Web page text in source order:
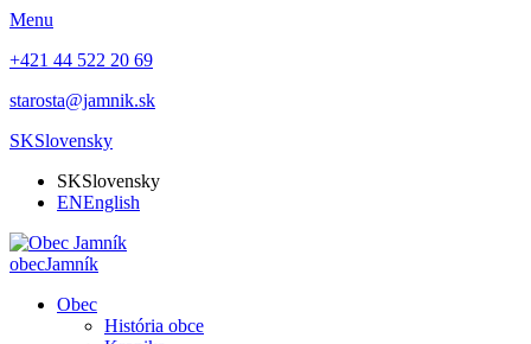
Menu
+421 44 522 20 69
starosta@jamnik.sk
SKSlovensky
SKSlovensky
ENEnglish
obecJamník
Obec
História obce